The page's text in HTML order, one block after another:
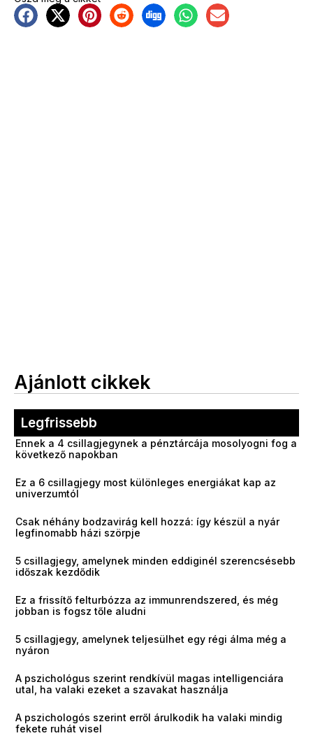
Ajánlott cikkek
Legfrissebb
Ennek a 4 csillagjegynek a pénztárcája mosolyogni fog a
következő napokban
Ez a 6 csillagjegy most különleges energiákat kap az
univerzumtól
Csak néhány bodzavirág kell hozzá: így készül a nyár
legfinomabb házi szörpje
5 csillagjegy, amelynek minden eddiginél szerencsésebb
időszak kezdődik
Ez a frissítő felturbózza az immunrendszered, és még
jobban is fogsz tőle aludni
5 csillagjegy, amelynek teljesülhet egy régi álma még a
nyáron
A pszichológus szerint rendkívül magas intelligenciára
utal, ha valaki ezeket a szavakat használja
A pszichologós szerint erről árulkodik ha valaki mindig
fekete ruhát visel